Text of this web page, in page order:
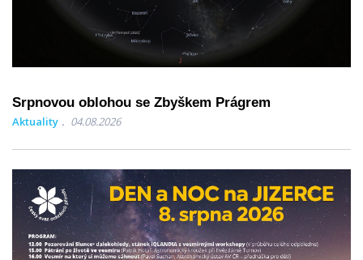
Srpnovou oblohou se Zbyškem Prágrem
Aktuality 04.08.2026